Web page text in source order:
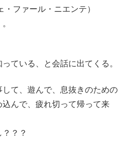
ファール・ニエンテ）
ている、と会話に出てくる。
て、遊んで、息抜きのための
んで、疲れ切って帰って来
？？